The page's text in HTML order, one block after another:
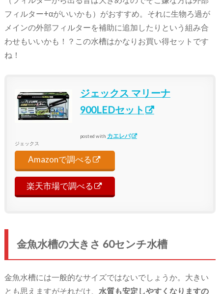
フィルター+αがいいかも）がおすすめ。それに生物ろ過が
メインの外部フィルターを補助に追加したりという組み合
わせもいいかも！？この水槽はかなりお買い得セットです
ね！
ジェックス マリーナ
900LEDセット
posted with カエレバ
ジェックス
Amazonで調べる
楽天市場で調べる
金魚水槽の大きさ 60センチ水槽
金魚水槽には一般的なサイズではないでしょうか。大きい
とも思えますがそれだけ、 水質も安定しやすくなりますの